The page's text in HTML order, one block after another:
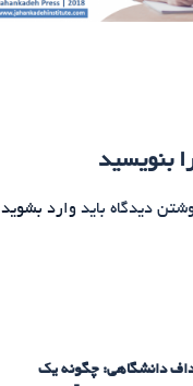
بنویسید
دیدگاه باید وارد بشوید
دانشگاهی: چگونه یک